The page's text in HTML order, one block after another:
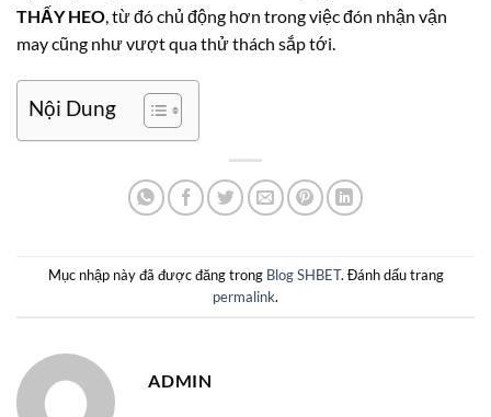
THẤY HEO, từ đó chủ động hơn trong việc đón nhận vận
may cũng như vượt qua thử thách sắp tới.
Nội Dung
Mục nhập này đã được đăng trong Blog SHBET. Đánh dấu trang
permalink.
ADMIN